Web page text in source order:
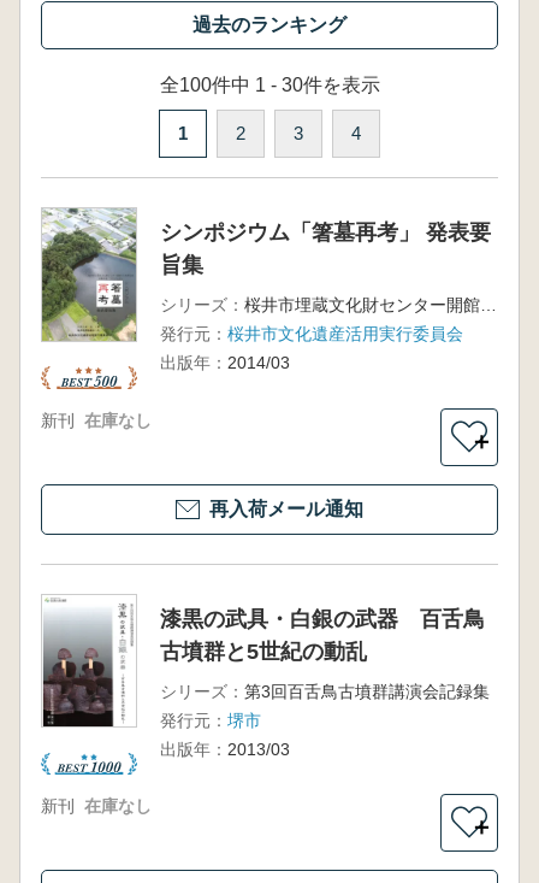
全100件中 1 - 30件を表示
1 2 3 4
シンポジウム「箸墓再考」 発表要
旨集
シリーズ：
桜井市埋蔵文化財センター開館25周年記念”箸墓再考”プロジェクト
発行元： 桜井市文化遺産活用実行委員会
出版年： 2014/03
新刊 在庫なし
＋
再入荷メール通知
漆黒の武具・白銀の武器 百舌鳥
古墳群と5世紀の動乱
シリーズ： 第3回百舌鳥古墳群講演会記録集
発行元： 堺市
出版年： 2013/03
新刊 在庫なし
＋